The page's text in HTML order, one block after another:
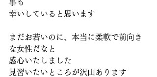
事も
幸いしていると思います
まだお若いのに、本当に柔軟で前向き
な女性だなと
感心いたしました
見習いたいところが沢山あります